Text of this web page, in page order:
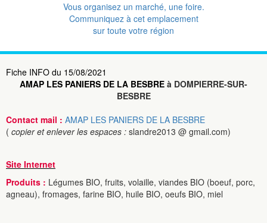
Vous organisez un marché, une foire.
Communiquez à cet emplacement
sur toute votre région
Fiche INFO du 15/08/2021
AMAP LES PANIERS DE LA BESBRE à DOMPIERRE-SUR-
BESBRE
Contact mail : AMAP LES PANIERS DE LA BESBRE
( copier et enlever les espaces : slandre2013 @ gmail.com)
Site Internet
Produits : Légumes BIO, fruits, volaille, viandes BIO (boeuf, porc,
agneau), fromages, farine BIO, huile BIO, oeufs BIO, miel